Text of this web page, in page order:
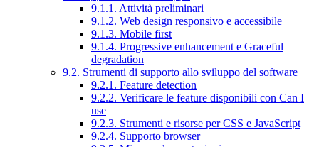
9.1.1. Attività preliminari
9.1.2. Web design responsivo e accessibile
9.1.3. Mobile first
9.1.4. Progressive enhancement e Graceful
degradation
9.2. Strumenti di supporto allo sviluppo del software
9.2.1. Feature detection
9.2.2. Verificare le feature disponibili con Can I
use
9.2.3. Strumenti e risorse per CSS e JavaScript
9.2.4. Supporto browser